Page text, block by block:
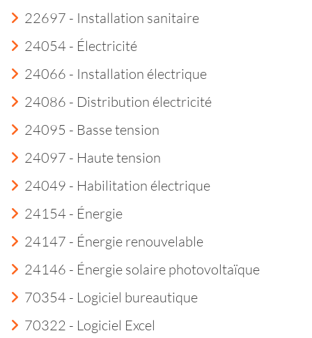
22697 - Installation sanitaire
24054 - Électricité
24066 - Installation électrique
24086 - Distribution électricité
24095 - Basse tension
24097 - Haute tension
24049 - Habilitation électrique
24154 - Énergie
24147 - Énergie renouvelable
24146 - Énergie solaire photovoltaïque
70354 - Logiciel bureautique
70322 - Logiciel Excel